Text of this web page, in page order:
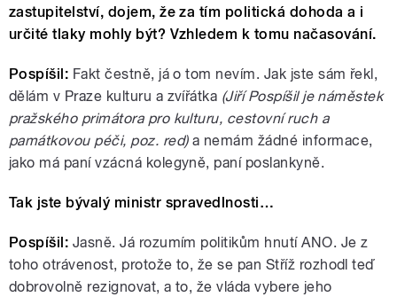
zastupitelství, dojem, že za tím politická dohoda a i
určité tlaky mohly být? Vzhledem k tomu načasování.
Pospíšil: Fakt čestně, já o tom nevím. Jak jste sám řekl,
dělám v Praze kulturu a zvířátka (Jiří Pospíšil je náměstek
pražského primátora pro kulturu, cestovní ruch a
památkovou péči, poz. red)a nemám žádné informace,
jako má paní vzácná kolegyně, paní poslankyně.
Tak jste bývalý ministr spravedlnosti…
Pospíšil: Jasně. Já rozumím politikům hnutí ANO. Je z
toho otrávenost, protože to, že se pan Stříž rozhodl teď
dobrovolně rezignovat, a to, že vláda vybere jeho